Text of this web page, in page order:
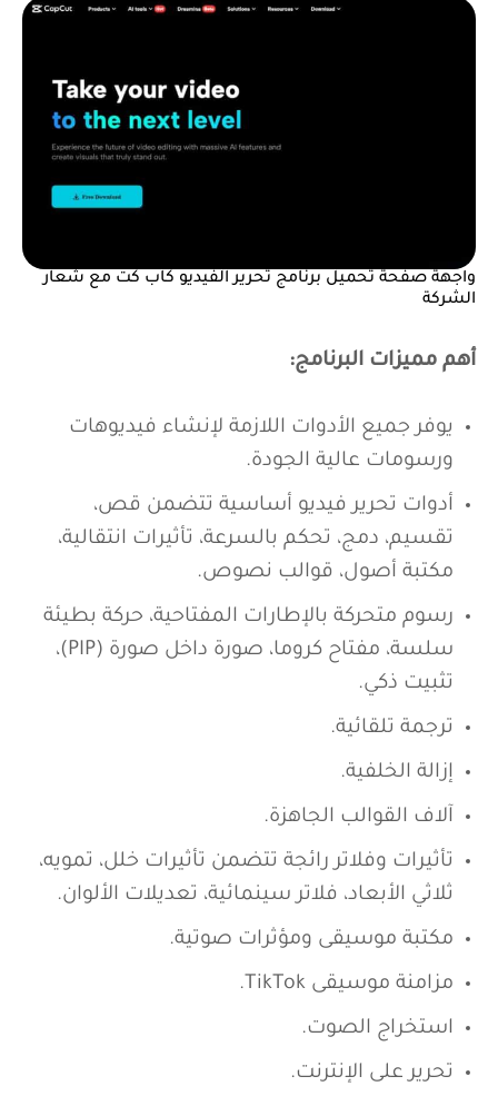
واجهة صفحة تحميل برنامج تحرير الفيديو كاب كت مع شعار
الشركة
أهم مميزات البرنامج:
يوفر جميع الأدوات اللازمة لإنشاء فيديوهات
ورسومات عالية الجودة.
أدوات تحرير فيديو أساسية تتضمن قص،
تقسيم، دمج، تحكم بالسرعة، تأثيرات انتقالية،
مكتبة أصول، قوالب نصوص.
رسوم متحركة بالإطارات المفتاحية، حركة بطيئة
سلسة، مفتاح كروما، صورة داخل صورة (PIP)،
تثبيت ذكي.
ترجمة تلقائية.
إزالة الخلفية.
آلاف القوالب الجاهزة.
تأثيرات وفلاتر رائجة تتضمن تأثيرات خلل، تمويه،
ثلاثي الأبعاد، فلاتر سينمائية، تعديلات الألوان.
مكتبة موسيقى ومؤثرات صوتية.
مزامنة موسيقى TikTok.
استخراج الصوت.
تحرير على الإنترنت.